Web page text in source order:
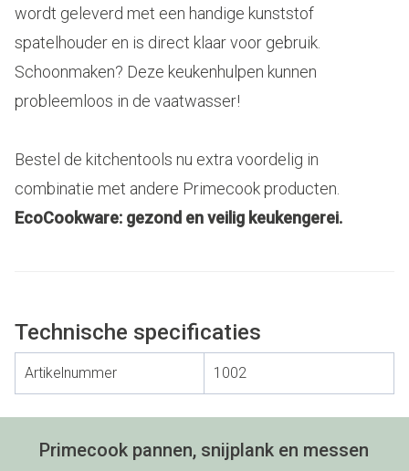
wordt geleverd met een handige kunststof
spatelhouder en is direct klaar voor gebruik.
Schoonmaken? Deze keukenhulpen kunnen
probleemloos in de vaatwasser!
Bestel de kitchentools nu extra voordelig in
combinatie met andere Primecook producten.
EcoCookware: gezond en veilig keukengerei.
Technische specificaties
Artikelnummer 1002
Primecook pannen, snijplank en messen